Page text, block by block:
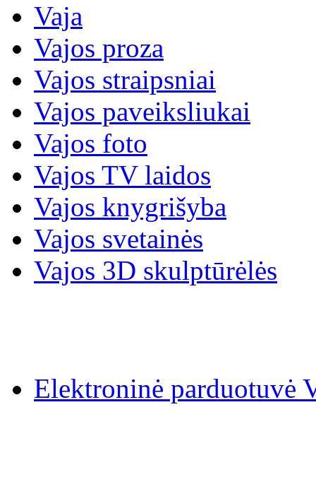
Vaja
Vajos proza
Vajos straipsniai
Vajos paveiksliukai
Vajos foto
Vajos TV laidos
Vajos knygrišyba
Vajos svetainės
Vajos 3D skulptūrėlės
Elektroninė parduotuvė